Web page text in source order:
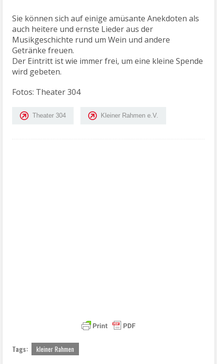
Sie können sich auf einige amüsante Anekdoten als
auch heitere und ernste Lieder aus der
Musikgeschichte rund um Wein und andere
Getränke freuen.
Der Eintritt ist wie immer frei, um eine kleine Spende
wird gebeten.
Fotos: Theater 304
Theater 304 Kleiner Rahmen e.V.
Tags: kleiner Rahmen